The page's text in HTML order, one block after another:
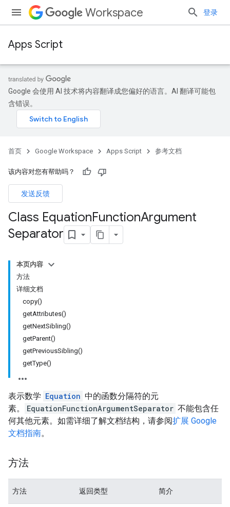
Workspace 登录
Apps Script
Google 会使用 AI 技术将内容翻译成您偏好的语言。AI 翻译可能包
含错误。
首页 Google Workspace Apps Script 参考文档
该内容对您有帮助吗？
发送反馈
Class EquationFunctionArgument
Separator
本页内容
方法
详细文档
copy()
getAttributes()
getNextSibling()
getParent()
getPreviousSibling()
getType()
表示数学 Equation 中的函数分隔符的元
素。
EquationFunctionArgumentSeparator 不能包含任
何其他元素。如需详细了解文档结构，请参阅扩展 Google
文档指南。
方法
方法 返回类型 简介